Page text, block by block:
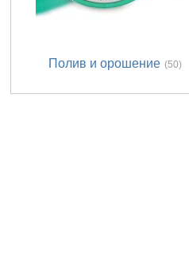
Полив и орошение (50)